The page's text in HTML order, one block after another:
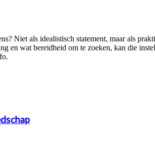
Niet als idealistisch statement, maar als
en wat bereidheid om te zoeken, kan die